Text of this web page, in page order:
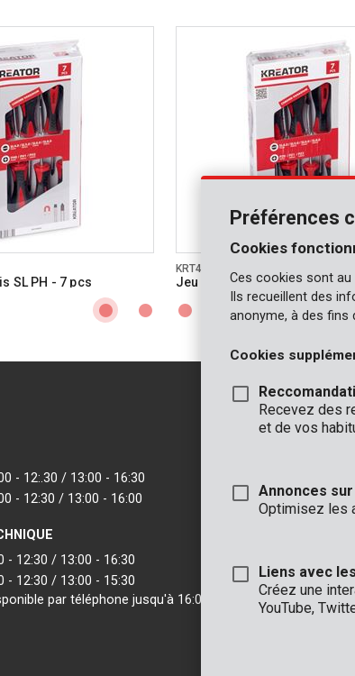
SL PH - 7 pcs
KRT400003
Jeu de tournevis SL PZ - 7
- 12:.30 / 13:00 - 16:30
- 12:30 / 13:00 - 16:00
- 12:30 / 13:00 - 16:30
- 12:30 / 13:00 - 15:30
par téléphone jusqu'à 16:00)
CONTACT
INFO
VARO - Vic.
Joseph Van
2500 Lier -
Préférences
Cookies
Ces cookies sont
Ils recueillent des
anonyme, à des fins
Cookies
Recevez des
et de vos
Annonces
Optimisez les
Liens avec
Créez une
YouTube,